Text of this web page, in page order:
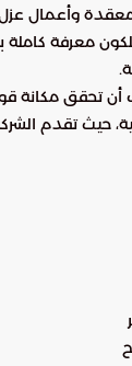
وأعمال
معرفة كاملة
تحقق مكانة
حيث تقدم